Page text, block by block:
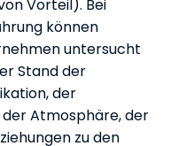
Vorteil). Bei
können
untersucht
Stand der
der
Atmosphäre, der
zu den